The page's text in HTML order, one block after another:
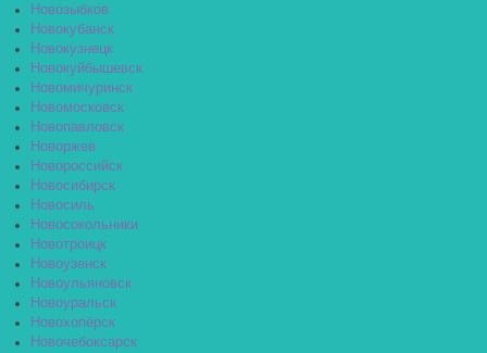
Новозыбков
Новокубанск
Новокузнецк
Новокуйбышевск
Новомичуринск
Новомосковск
Новопавловск
Новоржев
Новороссийск
Новосибирск
Новосиль
Новосокольники
Новотроицк
Новоузенск
Новоульяновск
Новоуральск
Новохопёрск
Новочебоксарск